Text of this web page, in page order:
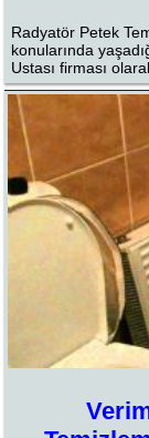
Radyatör Petek
konularında
Ustası firması